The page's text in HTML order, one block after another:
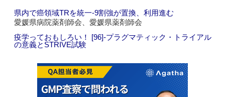
県内で癌領域TRを統一‐9割強が置換、利用進む
愛媛県病院薬剤師会、愛媛県薬剤師会
疫学っておもしろい！ [96]‐プラグマティック・トライアル
の意義とSTRIVE試験